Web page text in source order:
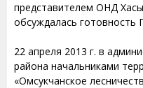
представителем ОНД
обсуждалась готовность
22 апреля 2013 г. в
района начальниками
«Омсукчанское